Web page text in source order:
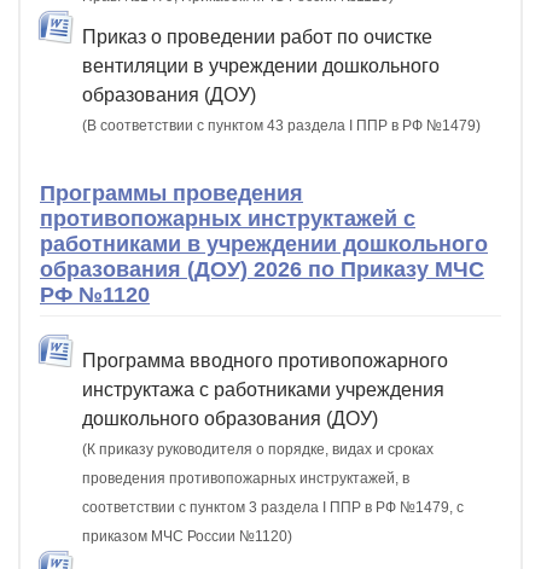
Приказ о проведении работ по очистке
вентиляции в учреждении дошкольного
образования (ДОУ)
(В соответствии с пунктом 43 раздела I ППР в РФ №1479)
Программы проведения
противопожарных инструктажей с
работниками в учреждении дошкольного
образования (ДОУ) 2026 по Приказу МЧС
РФ №1120
Программа вводного противопожарного
инструктажа с работниками учреждения
дошкольного образования (ДОУ)
(К приказу руководителя о порядке, видах и сроках
проведения противопожарных инструктажей, в
соответствии с пунктом 3 раздела I ППР в РФ №1479, с
приказом МЧС России №1120)